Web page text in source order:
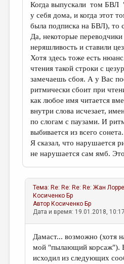
Когда выпускали том БВЛ
у себя дома, и когда этот
была подписка на БВЛ), то
Да, некоторые
неряшливость и ставили
Хотя здесь тоже есть
чтения такой строки с
замечаешь сбоя. А у Вас
ритмически сбоит при
как любое имя читается
внутри слова исчезает,
по слогам с паузами. И
выбивается из всего сонета.
Я сказал, что нарушается
не нарушается сам ямб.
Тема: Re: Re: Re: Re: Жан
Косиченко Бр
Автор Косиченко Бр
Дата и время: 19.01.2018,
Дамаст... возможно (хотя
мой "пылающий корсаж").
исходил из следующих